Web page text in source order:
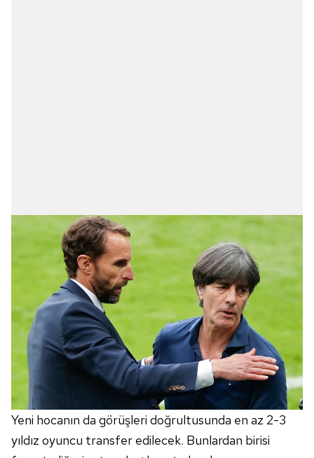
Yeni hocanın da görüşleri doğrultusunda en az 2-3
yıldız oyuncu transfer edilecek. Bunlardan birisi